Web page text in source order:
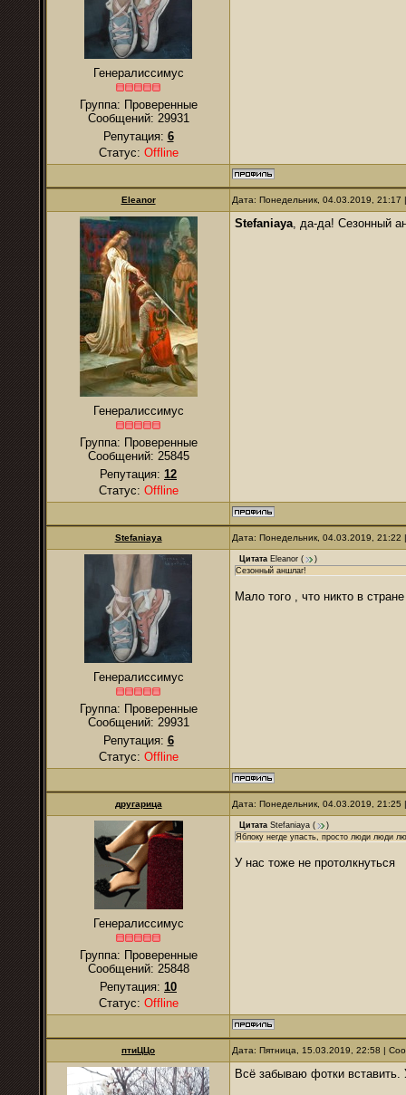
Генералиссимус
Группа: Проверенные
Сообщений: 29931
Репутация: 6
Статус: Offline
Eleanor Дата: Понедельник, 04.03.2019,
Генералиссимус
Группа: Проверенные
Сообщений: 25845
Репутация: 12
Статус: Offline
Stefaniaya, да-да! Сезонный
Stefaniaya Дата: Понедельник, 04.03.2019,
Генералиссимус
Группа: Проверенные
Сообщений: 29931
Репутация: 6
Статус: Offline
Цитата Eleanor (
)
Сезонный аншлаг!
Мало того , что никто в
другарица Дата: Понедельник, 04.03.2019,
Генералиссимус
Группа: Проверенные
Сообщений: 25848
Репутация: 10
Статус: Offline
Цитата Stefaniaya (
)
Яблоку негде упасть, просто люди люди
У нас тоже не протолкнуться
птиЦЦо Дата: Пятница, 15.03.2019, 22:58 |
Всё забываю фотки вставить.